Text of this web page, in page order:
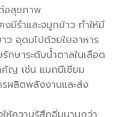
อสุขภาพ
มีรำและจมูกข้าว ทำให้มี
ว อุดมไปด้วยใยอาหาร
กษาระดับน้ำตาลในเลือด
ญ เช่น แมกนีเซียม
ผลิตพลังงานและส่ง